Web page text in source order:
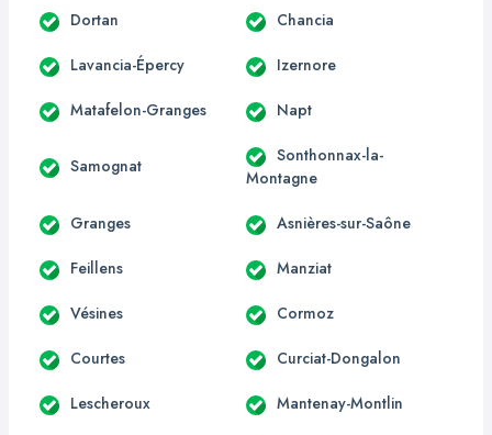
Dortan Chancia
Lavancia-Épercy Izernore
Matafelon-Granges Napt
Samognat
Sonthonnax-la-
Montagne
Granges Asnières-sur-Saône
Feillens Manziat
Vésines Cormoz
Courtes Curciat-Dongalon
Lescheroux Mantenay-Montlin